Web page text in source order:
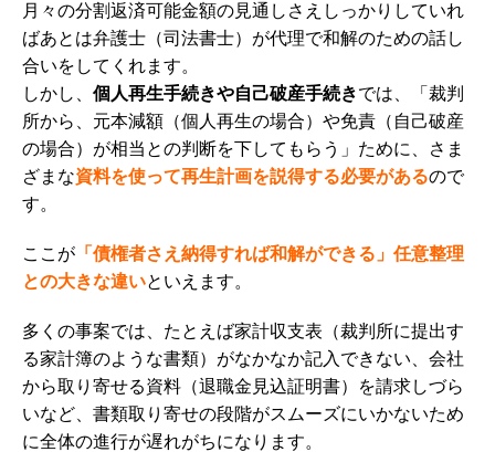
月々の分割返済可能金額の見通しさえしっかりしていれ
ばあとは弁護士（司法書士）が代理で和解のための話し
合いをしてくれます。
しかし、 個人再生手続きや自己破産手続きでは、「裁判
所から、元本減額（個人再生の場合）や免責（自己破産
の場合）が相当との判断を下してもらう」ために、さま
ざまな資料を使って再生計画を説得する必要があるので
す。
ここが 「債権者さえ納得すれば和解ができる」任意整理
との大きな違いといえます。
多くの事案では、たとえば家計収支表（裁判所に提出す
る家計簿のような書類）がなかなか記入できない、会社
から取り寄せる資料（退職金見込証明書）を請求しづら
いなど、書類取り寄せの段階がスムーズにいかないため
に全体の進行が遅れがちになります。